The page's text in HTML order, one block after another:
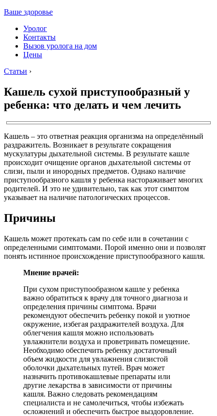
Ваше здоровье
Уролог
Контакты
Вызов уролога на дом
Цены
Статьи ›
Кашель сухой приступообразный у
ребенка: что делать и чем лечить
Кашель – это ответная реакция организма на определённый
раздражитель. Возникает в результате сокращения
мускулатуры дыхательной системы. В результате кашле
происходит очищение органов дыхательной системы от
слизи, пыли и инородных предметов. Однако наличие
приступообразного кашля у ребенка настораживает многих
родителей. И это не удивительно, так как этот симптом
указывает на наличие патологических процессов.
Причины
Кашель может протекать сам по себе или в сочетании с
определенными симптомами. Порой именно они и позволят
понять истинное происхождение приступообразного кашля.
Мнение врачей:
При сухом приступообразном кашле у ребенка
важно обратиться к врачу для точного диагноза и
определения причины симптома. Врачи
рекомендуют обеспечить ребенку покой и уютное
окружение, избегая раздражителей воздуха. Для
облегчения кашля можно использовать
увлажнители воздуха и проветривать помещение.
Необходимо обеспечить ребенку достаточный
объем жидкости для увлажнения слизистой
оболочки дыхательных путей. Врач может
назначить противокашлевые препараты или
другие лекарства в зависимости от причины
кашля. Важно следовать рекомендациям
специалиста и не самолечиться, чтобы избежать
осложнений и обеспечить быстрое выздоровление.